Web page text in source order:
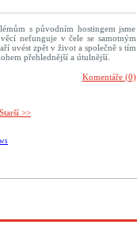
s původním hostingem jsme
nefunguje v čele se samotným
uvést zpět v život a společně s tím
přehlednější a útulnější.
Komentáře (0)
Starší >>